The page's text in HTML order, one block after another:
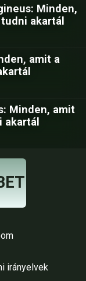
Minden,
akartál
amit a
Minden, amit
akartál
irányelvek